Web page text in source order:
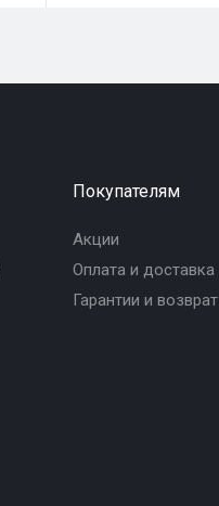
Покупателям
Акции
Оплата и доставка
Гарантии и возврат